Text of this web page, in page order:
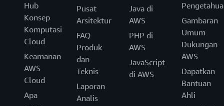
Hub
Konsep
Komputasi
Cloud
Keamanan
AWS
Cloud
Apa
Pusat
Arsitektur
FAQ
Produk
dan
Teknis
Laporan
Analis
Java di
AWS
PHP di
AWS
JavaScript
di AWS
Gambaran
Umum
Dukungan
AWS
Dapatkan
Bantuan
Ahli